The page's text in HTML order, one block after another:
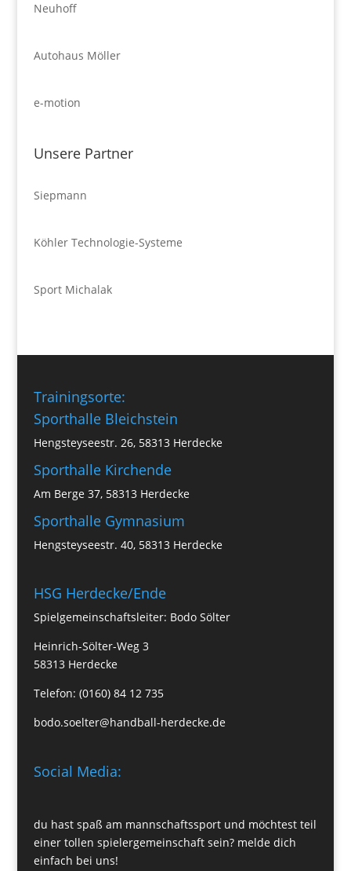
Neuhoff
Autohaus Möller
e-motion
Unsere Partner
Siepmann
Köhler Technologie-Systeme
Sport Michalak
Trainingsorte:
Sporthalle Bleichstein
Hengsteyseestr. 26, 58313 Herdecke
Sporthalle Kirchende
Am Berge 37, 58313 Herdecke
Sporthalle Gymnasium
Hengsteyseestr. 40, 58313 Herdecke
HSG Herdecke/Ende
Spielgemeinschaftsleiter: Bodo Sölter
Heinrich-Sölter-Weg 3
58313 Herdecke
Telefon: (0160) 84 12 735
bodo.soelter@handball-herdecke.de
Social Media:
du hast spaß am mannschaftssport und möchtest teil
einer tollen spielergemeinschaft sein? melde dich
einfach bei uns!